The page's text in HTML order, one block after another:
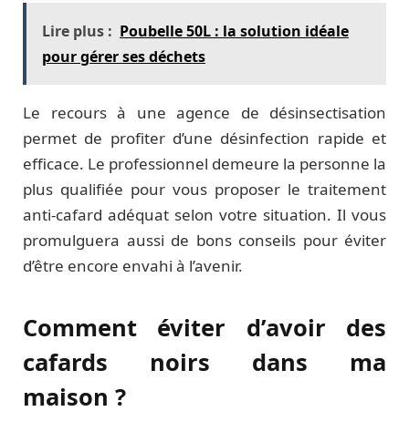
Lire plus : Poubelle 50L : la solution idéale
pour gérer ses déchets
Le recours à une agence de désinsectisation
permet de profiter d’une désinfection rapide et
efficace. Le professionnel demeure la personne la
plus qualifiée pour vous proposer le traitement
anti-cafard adéquat selon votre situation. Il vous
promulguera aussi de bons conseils pour éviter
d’être encore envahi à l’avenir.
Comment éviter d’avoir des
cafards noirs dans ma
maison ?